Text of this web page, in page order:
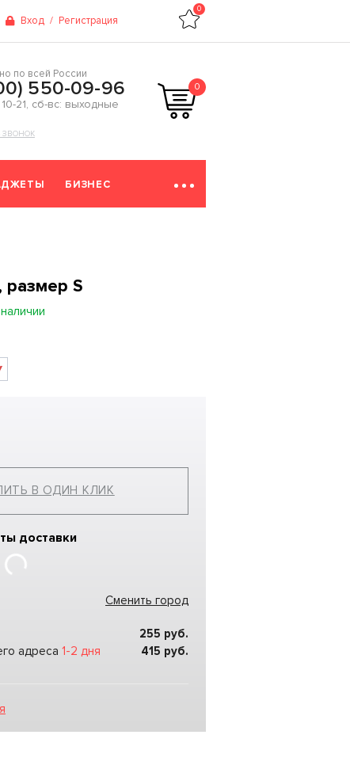
Вход / Регистрация
0
по всей России
550-09-96
10-21, сб-вс: выходные
ЗВОНОК
0
БИЗНЕС
S
В ОДИН КЛИК
доставки
Сменить город
255 руб.
адреса 1-2 дня 415 руб.